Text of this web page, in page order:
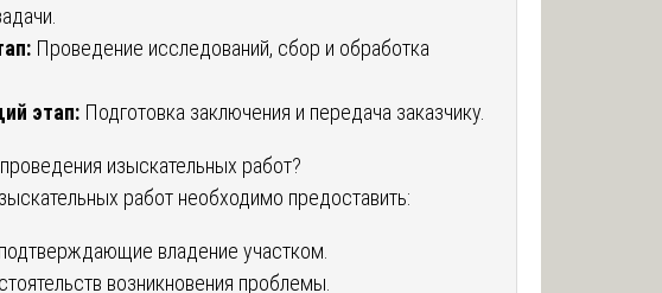
Проведение исследований, сбор и обработка
этап: Подготовка заключения и передача заказчику.
изыскательных работ?
работ необходимо предоставить:
владение участком.
возникновения проблемы.